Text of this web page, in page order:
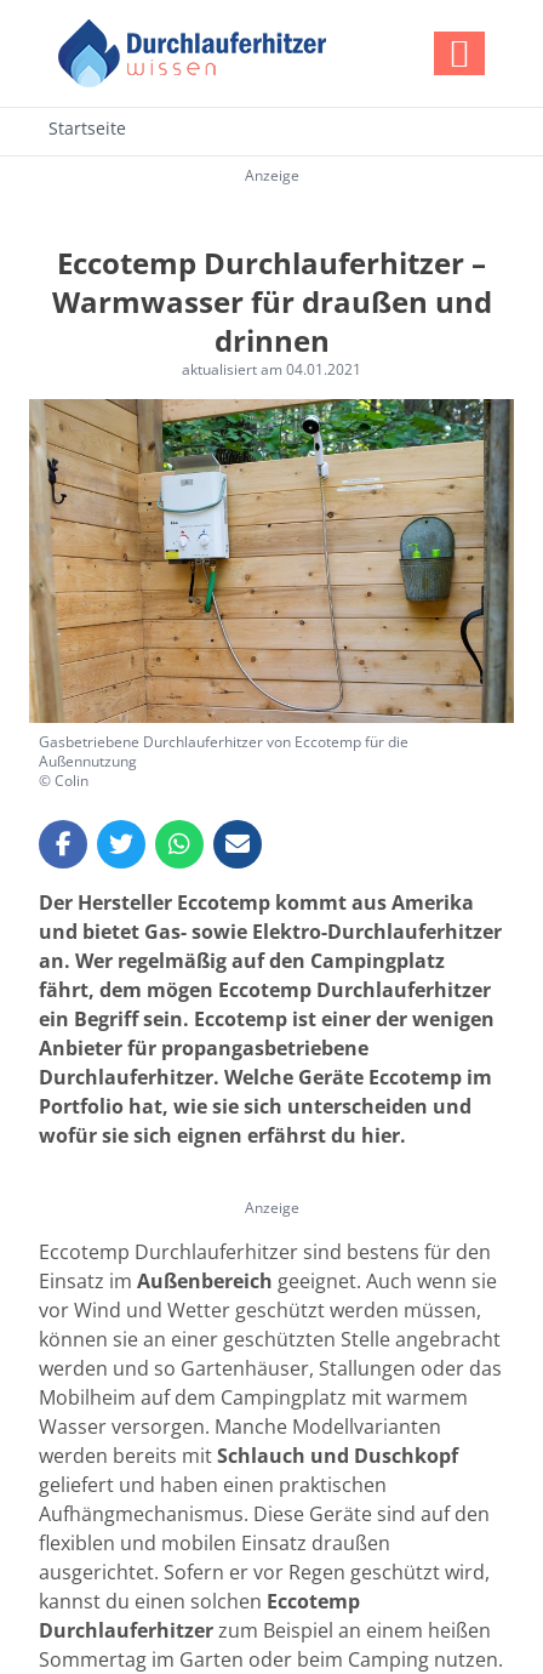
Startseite
Anzeige
Eccotemp Durchlauferhitzer –
Warmwasser für draußen und
drinnen
aktualisiert am 04.01.2021
Gasbetriebene Durchlauferhitzer von Eccotemp für die
Außennutzung
© Colin
Der Hersteller Eccotemp kommt aus Amerika
und bietet Gas- sowie Elektro-Durchlauferhitzer
an. Wer regelmäßig auf den Campingplatz
fährt, dem mögen Eccotemp Durchlauferhitzer
ein Begriff sein. Eccotemp ist einer der wenigen
Anbieter für propangasbetriebene
Durchlauferhitzer. Welche Geräte Eccotemp im
Portfolio hat, wie sie sich unterscheiden und
wofür sie sich eignen erfährst du hier.
Anzeige
Eccotemp Durchlauferhitzer sind bestens für den
Einsatz im Außenbereich geeignet. Auch wenn sie
vor Wind und Wetter geschützt werden müssen,
können sie an einer geschützten Stelle angebracht
werden und so Gartenhäuser, Stallungen oder das
Mobilheim auf dem Campingplatz mit warmem
Wasser versorgen. Manche Modellvarianten
werden bereits mitSchlauch und Duschkopf
geliefert und haben einen praktischen
Aufhängmechanismus. Diese Geräte sind auf den
flexiblen und mobilen Einsatz draußen
ausgerichtet. Sofern er vor Regen geschützt wird,
kannst du einen solchen Eccotemp
Durchlauferhitzerzum Beispiel an einem heißen
Sommertag im Garten oder beim Camping nutzen.